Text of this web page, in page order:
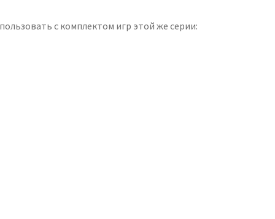
с комплектом игр этой же серии: